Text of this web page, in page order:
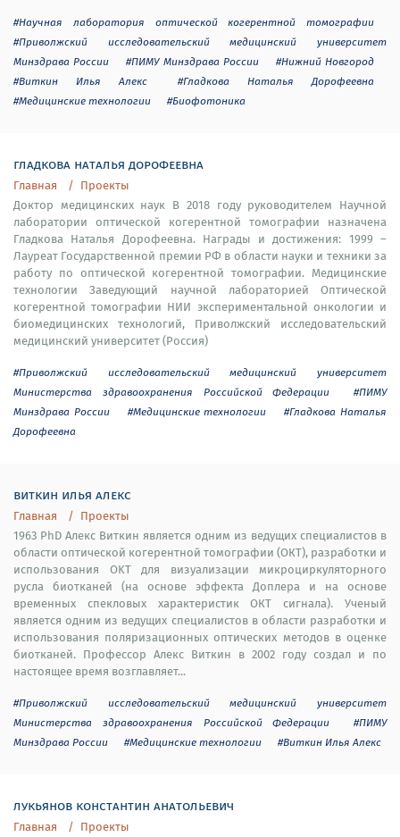
#Научная лаборатория оптической когерентной томографии
#Приволжский исследовательский медицинский университет
Минздрава России
#ПИМУ Минздрава России
#Нижний Новгород
#Виткин Илья Алекс
#Гладкова Наталья Дорофеевна
#Медицинские технологии
#Биофотоника
гладкова наталья дорофеевна
Главная
Проекты
Доктор медицинских наук В 2018 году руководителем Научной
лаборатории оптической когерентной томографии назначена
Гладкова Наталья Дорофеевна. Награды и достижения: 1999 –
Лауреат Государственной премии РФ в области науки и техники за
работу по оптической когерентной томографии. Медицинские
технологии Заведующий научной лабораторией Оптической
когерентной томографии НИИ экспериментальной онкологии и
биомедицинских технологий, Приволжский исследовательский
медицинский университет (Россия)
#Приволжский исследовательский медицинский университет
Министерства здравоохранения Российской Федерации
#ПИМУ
Минздрава России
#Медицинские технологии
#Гладкова Наталья
Дорофеевна
виткин илья алекс
Главная
Проекты
1963 PhD Алекс Виткин является одним из ведущих специалистов в
области оптической когерентной томографии (ОКТ), разработки и
использования OKT для визуализации микроциркуляторного
русла биотканей (на основе эффекта Доплера и на основе
временных спекловых характеристик ОКТ сигнала). Ученый
является одним из ведущих специалистов в области разработки и
использования поляризационных оптических методов в оценке
биотканей. Профессор Алекс Виткин в 2002 году создал и по
настоящее время возглавляет...
#Приволжский исследовательский медицинский университет
Министерства здравоохранения Российской Федерации
#ПИМУ
Минздрава России
#Медицинские технологии #Виткин Илья Алекс
лукьянов константин анатольевич
Главная
Проекты